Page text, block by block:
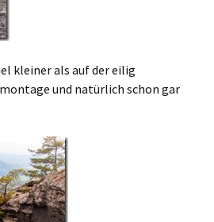
kleiner als auf der eilig
und natürlich schon gar